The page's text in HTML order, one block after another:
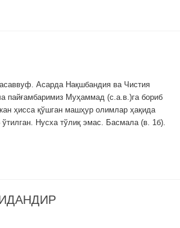
Асарда Нақшбандия ва Чистия
пайғамбаримиз Муҳаммад (с.а.в.)га бориб
ҳисса қўшган машҳур олимлар ҳақида
Нусха тўлиқ эмас. Басмала (в. 1б).